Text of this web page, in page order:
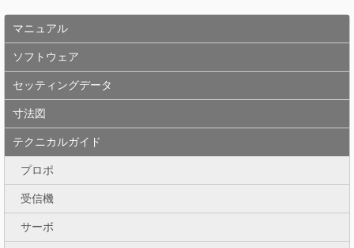
マニュアル
ソフトウェア
セッティングデータ
寸法図
テクニカルガイド
プロポ
受信機
サーボ